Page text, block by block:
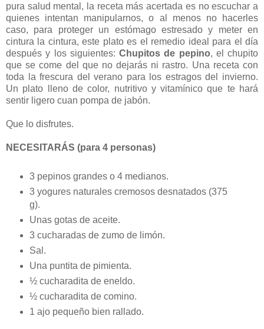
pura salud mental, la receta más acertada es no escuchar a
quienes intentan manipularnos, o al menos no hacerles
caso, para proteger un estómago estresado y meter en
cintura la cintura, este plato es el remedio ideal para el día
después y los siguientes: Chupitos de pepino, el chupito
que se come del que no dejarás ni rastro. Una receta con
toda la frescura del verano para los estragos del invierno.
Un plato lleno de color, nutritivo y vitamínico que te hará
sentir ligero cuan pompa de jabón.
Que lo disfrutes.
NECESITARÁS (para 4 personas)
3 pepinos grandes o 4 medianos.
3 yogures naturales cremosos desnatados (375
g).
Unas gotas de aceite.
3 cucharadas de zumo de limón.
Sal.
Una puntita de pimienta.
½ cucharadita de eneldo.
½ cucharadita de comino.
1 ajo pequeño bien rallado.